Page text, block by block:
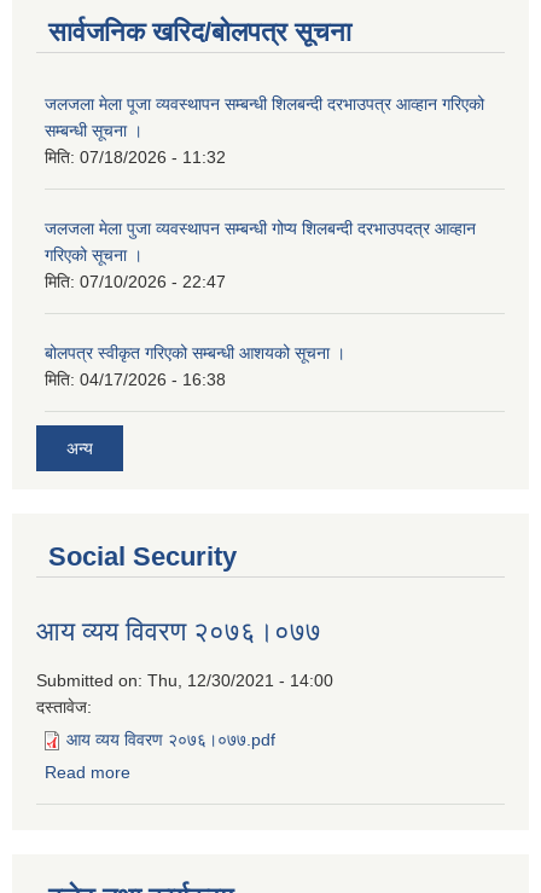
सार्वजनिक खरिद/बोलपत्र सूचना
जलजला मेला पूजा व्यवस्थापन सम्बन्धी शिलबन्दी दरभाउपत्र आव्हान गरिएको
सम्बन्धी सूचना ।
मिति: 07/18/2026 - 11:32
जलजला मेला पुजा व्यवस्थापन सम्बन्धी गोप्य शिलबन्दी दरभाउपदत्र आव्हान
गरिएको सूचना ।
मिति: 07/10/2026 - 22:47
बोलपत्र स्वीकृत गरिएको सम्बन्धी आशयको सूचना ।
मिति: 04/17/2026 - 16:38
अन्य
Social Security
आय व्यय विवरण २०७६।०७७
Submitted on: Thu, 12/30/2021 - 14:00
दस्तावेज:
आय व्यय विवरण २०७६।०७७.pdf
Read more